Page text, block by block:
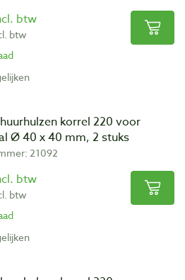
btw
btw
korrel 220 voor
Ø 40 x 40 mm, 2 stuks
21092
btw
btw